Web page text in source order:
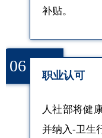
补贴。
06
职业认可
人社部将健
并纳入-卫生